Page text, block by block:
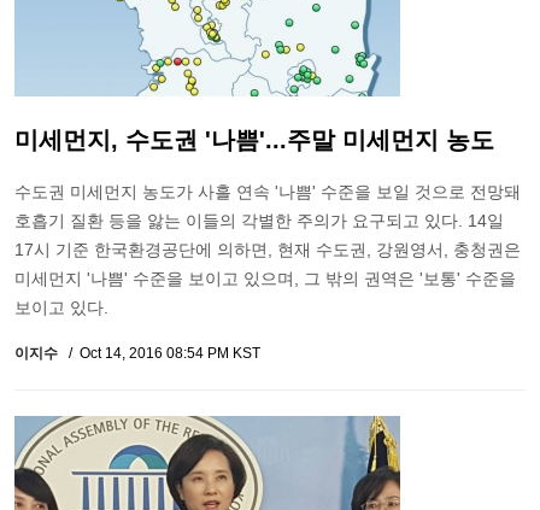
미세먼지, 수도권 '나쁨'...주말 미세먼지 농도
수도권 미세먼지 농도가 사흘 연속 '나쁨' 수준을 보일 것으로 전망돼
호흡기 질환 등을 앓는 이들의 각별한 주의가 요구되고 있다. 14일
17시 기준 한국환경공단에 의하면, 현재 수도권, 강원영서, 충청권은
미세먼지 '나쁨' 수준을 보이고 있으며, 그 밖의 권역은 '보통' 수준을
보이고 있다.
이지수 Oct 14, 2016 08:54 PM KST